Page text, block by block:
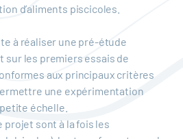
d’aliments piscicoles.
à réaliser une pré-étude
sur les premiers essais de
aux principaux critères
une expérimentation
échelle.
projet sont à la fois les